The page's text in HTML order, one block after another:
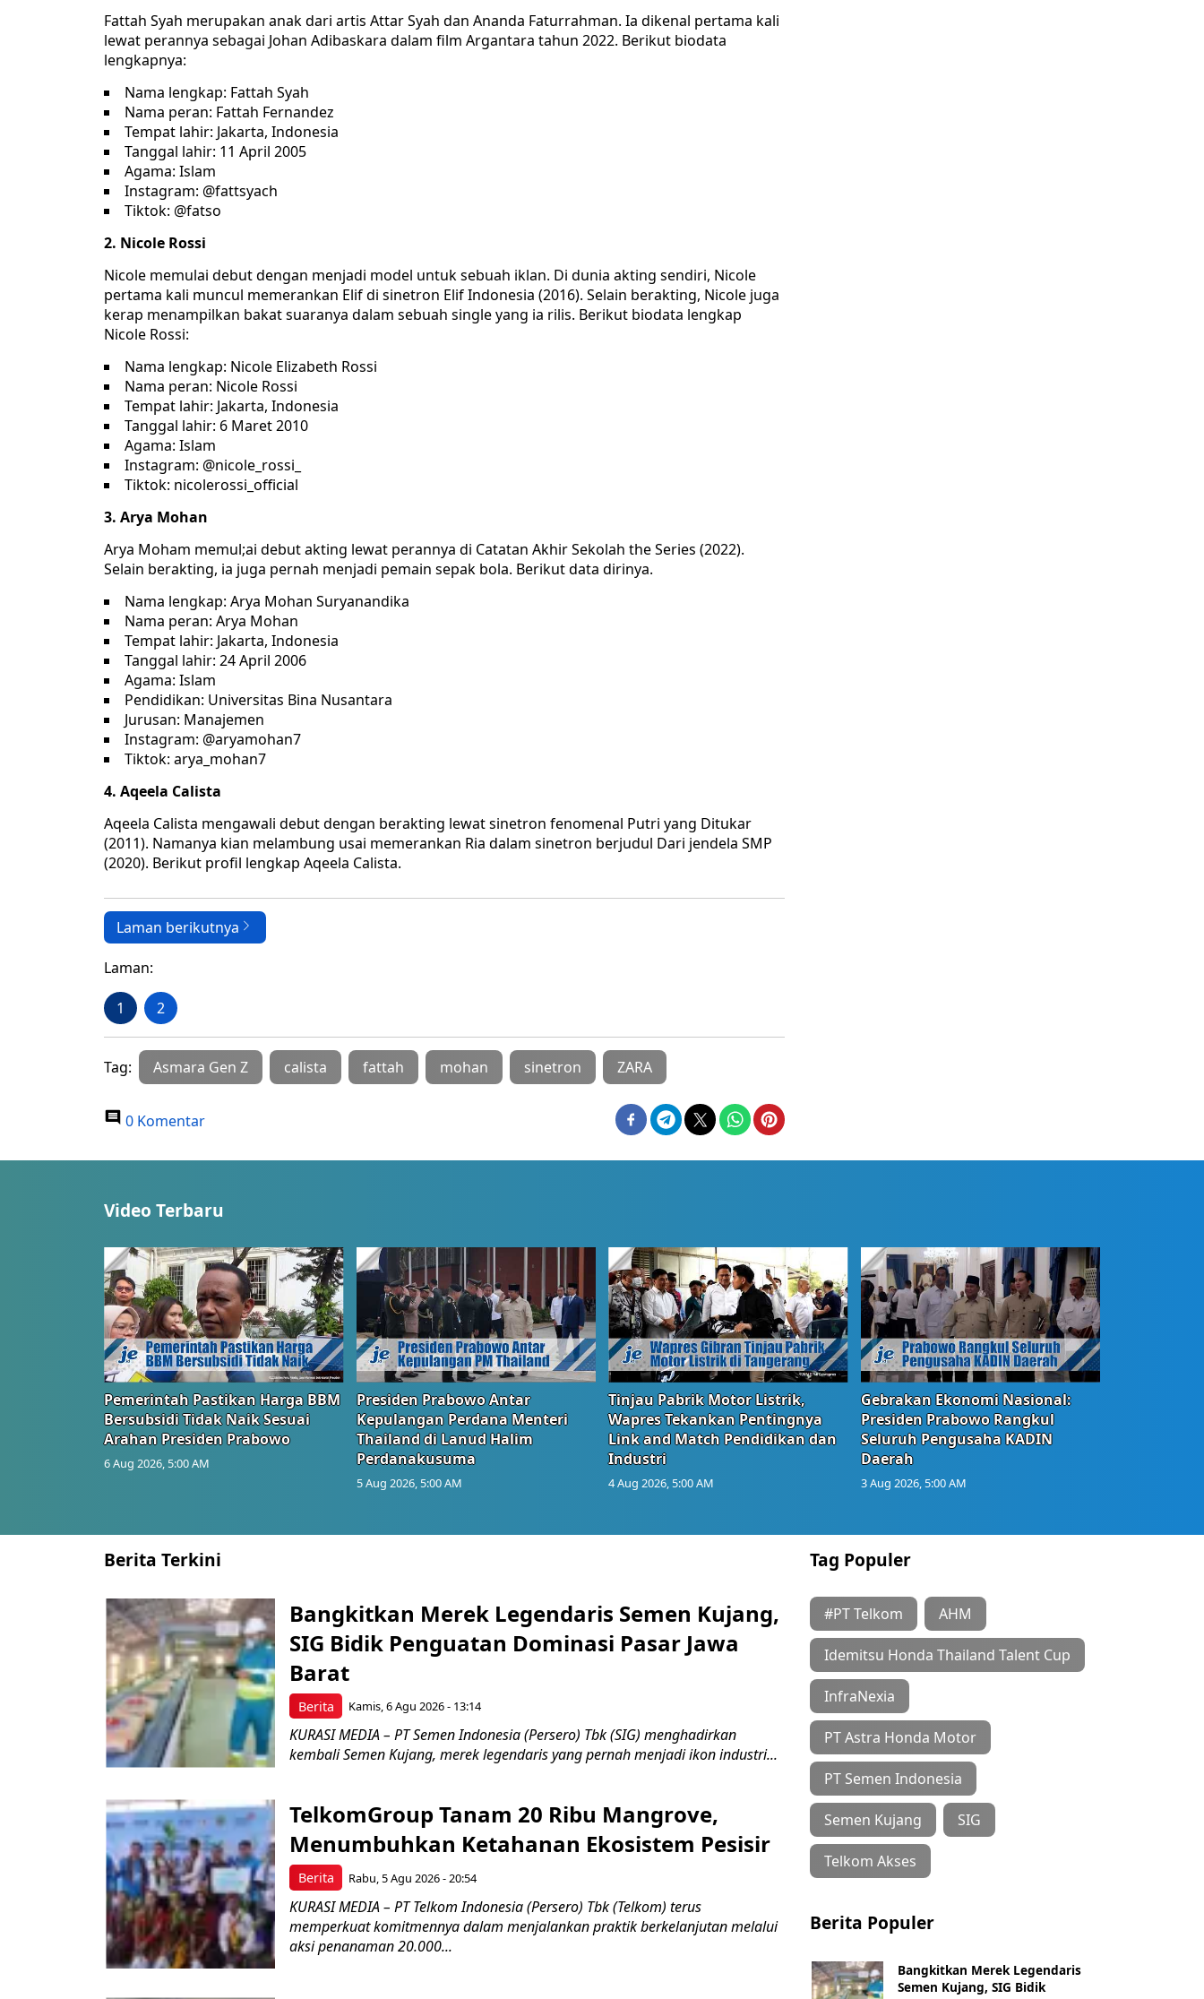
Fattah Syah merupakan anak dari artis Attar Syah dan Ananda Faturrahman. Ia dikenal pertama kali
lewat perannya sebagai Johan Adibaskara dalam film Argantara tahun 2022. Berikut biodata
lengkapnya:
Nama lengkap: Fattah Syah
Nama peran: Fattah Fernandez
Tempat lahir: Jakarta, Indonesia
Tanggal lahir: 11 April 2005
Agama: Islam
Instagram: @fattsyach
Tiktok: @fatso
2. Nicole Rossi
Nicole memulai debut dengan menjadi model untuk sebuah iklan. Di dunia akting sendiri, Nicole
pertama kali muncul memerankan Elif di sinetron Elif Indonesia (2016). Selain berakting, Nicole juga
kerap menampilkan bakat suaranya dalam sebuah single yang ia rilis. Berikut biodata lengkap
Nicole Rossi:
Nama lengkap: Nicole Elizabeth Rossi
Nama peran: Nicole Rossi
Tempat lahir: Jakarta, Indonesia
Tanggal lahir: 6 Maret 2010
Agama: Islam
Instagram: @nicole_rossi_
Tiktok: nicolerossi_official
3. Arya Mohan
Arya Moham memul;ai debut akting lewat perannya di Catatan Akhir Sekolah the Series (2022).
Selain berakting, ia juga pernah menjadi pemain sepak bola. Berikut data dirinya.
Nama lengkap: Arya Mohan Suryanandika
Nama peran: Arya Mohan
Tempat lahir: Jakarta, Indonesia
Tanggal lahir: 24 April 2006
Agama: Islam
Pendidikan: Universitas Bina Nusantara
Jurusan: Manajemen
Instagram: @aryamohan7
Tiktok: arya_mohan7
4. Aqeela Calista
Aqeela Calista mengawali debut dengan berakting lewat sinetron fenomenal Putri yang Ditukar
(2011). Namanya kian melambung usai memerankan Ria dalam sinetron berjudul Dari jendela SMP
(2020). Berikut profil lengkap Aqeela Calista.
Laman berikutnya
Laman:
1 2
Tag: Asmara Gen Z calista fattah mohan sinetron ZARA
0 Komentar
Video Terbaru
Pemerintah Pastikan Harga BBM
Bersubsidi Tidak Naik Sesuai
Arahan Presiden Prabowo
6 Aug 2026, 5:00 AM
Presiden Prabowo Antar
Kepulangan Perdana Menteri
Thailand di Lanud Halim
Perdanakusuma
5 Aug 2026, 5:00 AM
Tinjau Pabrik Motor Listrik,
Wapres Tekankan Pentingnya
Link and Match Pendidikan dan
Industri
4 Aug 2026, 5:00 AM
Gebrakan Ekonomi Nasional:
Presiden Prabowo Rangkul
Seluruh Pengusaha KADIN
Daerah
3 Aug 2026, 5:00 AM
Berita Terkini
Berita
Bangkitkan Merek Legendaris Semen Kujang,
SIG Bidik Penguatan Dominasi Pasar Jawa
Barat
Kamis, 6 Agu 2026 - 13:14
KURASI MEDIA – PT Semen Indonesia (Persero) Tbk (SIG) menghadirkan
kembali Semen Kujang, merek legendaris yang pernah menjadi ikon industri...
Berita
TelkomGroup Tanam 20 Ribu Mangrove,
Menumbuhkan Ketahanan Ekosistem Pesisir
Rabu, 5 Agu 2026 - 20:54
KURASI MEDIA – PT Telkom Indonesia (Persero) Tbk (Telkom) terus
memperkuat komitmennya dalam menjalankan praktik berkelanjutan melalui
aksi penanaman 20.000...
Tag Populer
#PT Telkom AHM
Idemitsu Honda Thailand Talent Cup
InfraNexia
PT Astra Honda Motor
PT Semen Indonesia
Semen Kujang SIG
Telkom Akses
Berita Populer
Bangkitkan Merek Legendaris
Semen Kujang, SIG Bidik